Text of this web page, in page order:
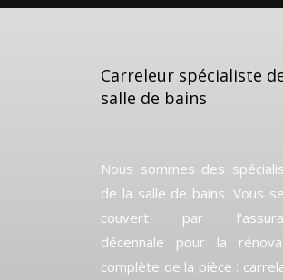
Carreleur spécialiste
salle de bains
Nous sommes des
de la salle de bains. Vous
couvert par
décennale pour la
complète de la pièce :